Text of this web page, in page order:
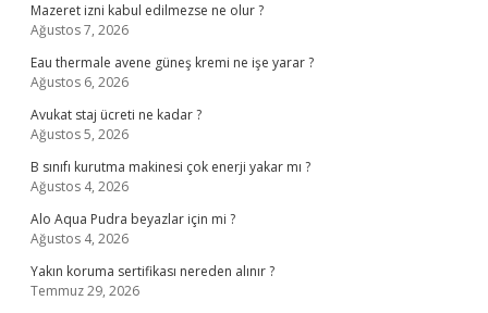
Mazeret izni kabul edilmezse ne olur ?
Ağustos 7, 2026
Eau thermale avene güneş kremi ne işe yarar ?
Ağustos 6, 2026
Avukat staj ücreti ne kadar ?
Ağustos 5, 2026
B sınıfı kurutma makinesi çok enerji yakar mı ?
Ağustos 4, 2026
Alo Aqua Pudra beyazlar için mi ?
Ağustos 4, 2026
Yakın koruma sertifikası nereden alınır ?
Temmuz 29, 2026